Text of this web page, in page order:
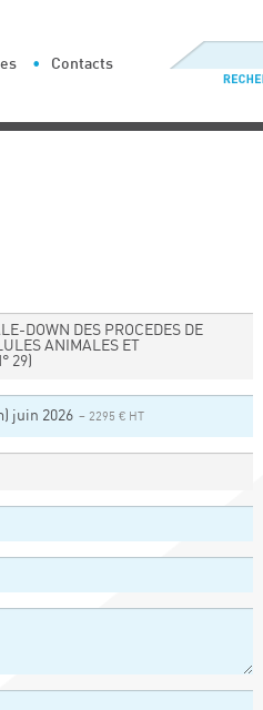
Contacts
DOWN DES PROCEDES DE
ANIMALES ET
29)
juin 2026 – 2295 € HT